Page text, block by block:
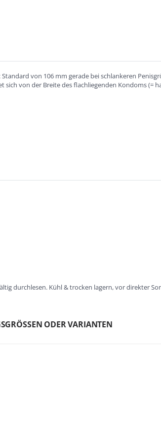
von 106 mm gerade bei schlankeren
sich von der Breite des flachliegenden Kondoms (=
durchlesen. Kühl & trocken lagern, vor direkter
ODER VARIANTEN